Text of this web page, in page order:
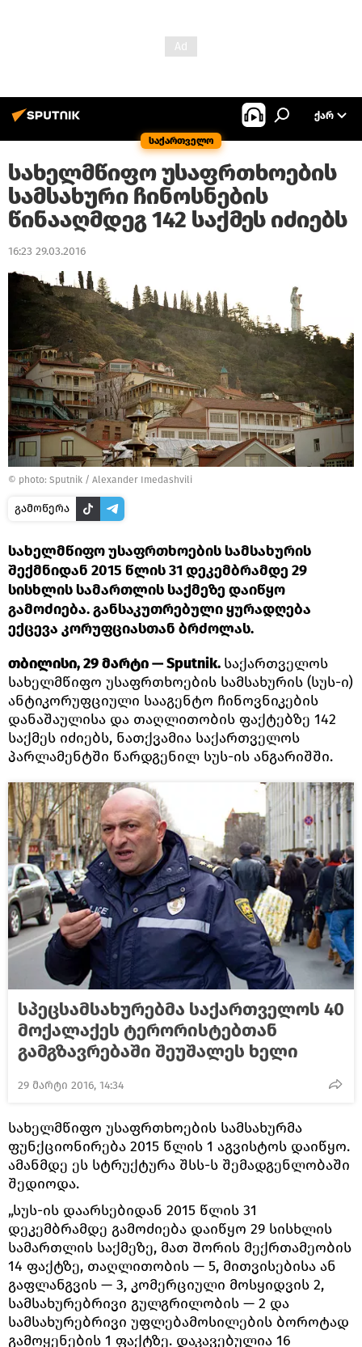
საქართველო
ᲥᲐᲠ
სახელმწიფო უსაფრთხოების
სამსახური ჩინოსნების
წინააღმდეგ 142 საქმეს იძიებს
16:23 29.03.2016
© photo: Sputnik / Alexander Imedashvili
გამოწერა
სახელმწიფო უსაფრთხოების სამსახურის
შექმნიდან 2015 წლის 31 დეკემბრამდე 29
სისხლის სამართლის საქმეზე დაიწყო
გამოძიება. განსაკუთრებული ყურადღება
ექცევა კორუფციასთან ბრძოლას.
თბილისი, 29 მარტი — Sputnik. საქართველოს
სახელმწიფო უსაფრთხოების სამსახურის (სუს-ი)
ანტიკორუფციული სააგენტო ჩინოვნიკების
დანაშაულისა და თაღლითობის ფაქტებზე 142
საქმეს იძიებს, ნათქვამია საქართველოს
პარლამენტში წარდგენილ სუს-ის ანგარიშში.
სპეცსამსახურებმა საქართველოს 40
მოქალაქეს ტერორისტებთან
გამგზავრებაში შეუშალეს ხელი
29 მარტი 2016, 14:34
სახელმწიფო უსაფრთხოების სამსახურმა
ფუნქციონირება 2015 წლის 1 აგვისტოს დაიწყო.
ამანმდე ეს სტრუქტურა შსს-ს შემადგენლობაში
შედიოდა.
„სუს-ის დაარსებიდან 2015 წლის 31
დეკემბრამდე გამოძიება დაიწყო 29 სისხლის
სამართლის საქმეზე, მათ შორის მექრთამეობის
14 ფაქტზე, თაღლითობის — 5, მითვისებისა ან
გაფლანგვის — 3, კომერციული მოსყიდვის 2,
სამსახურებრივი გულგრილობის — 2 და
სამსახურებრივი უფლებამოსილების ბოროტად
გამოყენების 1 ფაქტზე. დაკავებულია 16